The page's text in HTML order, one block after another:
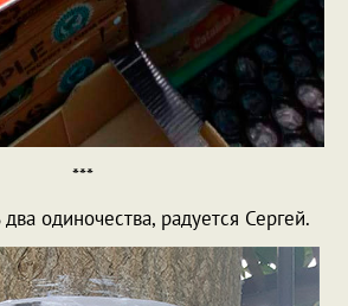
***
одиночества, радуется Сергей.